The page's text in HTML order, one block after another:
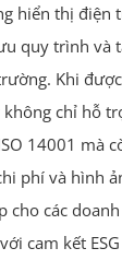
hiển thị điện
quy trình và
Khi
không chỉ hỗ
14001 mà
phí và hình
cho các
cam kết